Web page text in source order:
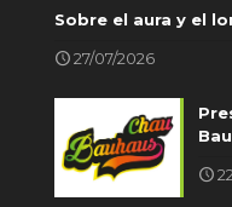
Sobre el aura y el
27/07/2026